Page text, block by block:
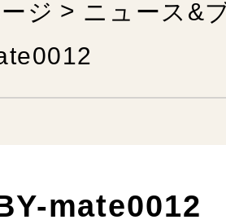
ジ
ニュース&
mate0012